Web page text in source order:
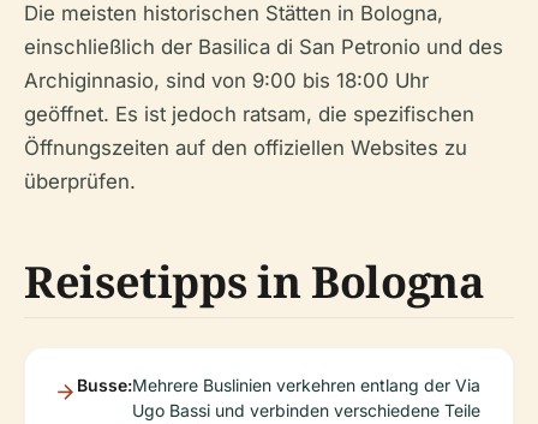
Die meisten historischen Stätten in Bologna,
einschließlich der Basilica di San Petronio und des
Archiginnasio, sind von 9:00 bis 18:00 Uhr
geöffnet. Es ist jedoch ratsam, die spezifischen
Öffnungszeiten auf den offiziellen Websites zu
überprüfen.
Reisetipps in Bologna
Busse:Mehrere Buslinien verkehren entlang der Via
Ugo Bassi und verbinden verschiedene Teile